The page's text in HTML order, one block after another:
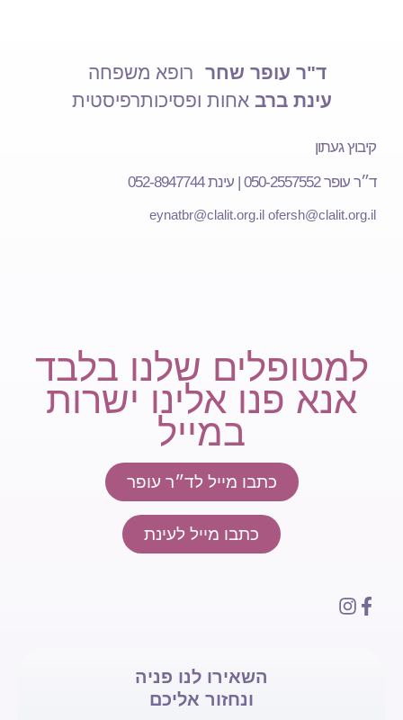
ד"ר עופר שחר רופא משפחה
עינת ברבאחות ופסיכותרפיסטית
קיבוץ געתון
ד״ר עופר 050-2557552 | עינת 052-8947744
ofersh@clalit.org.il
eynatbr@clalit.org.il
למטופלים שלנו בלבד
אנא פנו אלינו ישרות
במייל
כתבו מייל לד״ר עופר
כתבו מייל לעינת
השאירו לנו פניה
ונחזור אליכם